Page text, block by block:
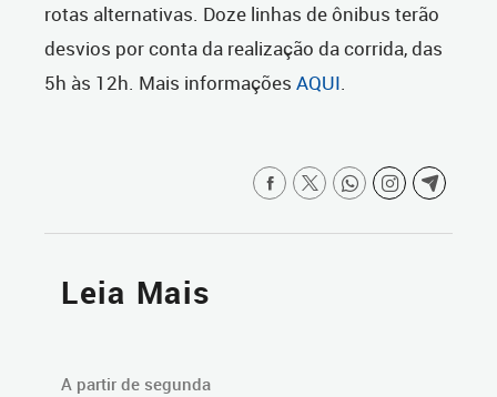
rotas alternativas. Doze linhas de ônibus terão
desvios por conta da realização da corrida, das
5h às 12h. Mais informações AQUI.
Leia Mais
A partir de segunda